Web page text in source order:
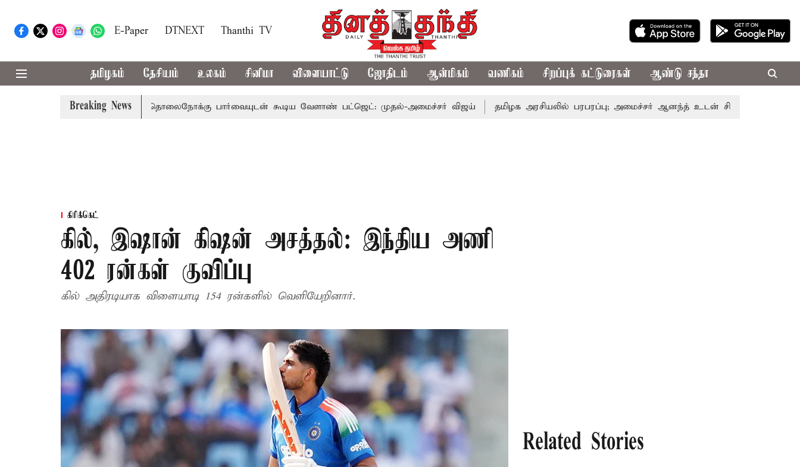
E-Paper DTNEXT Thanthi TV
தமிழகம் தேசியம் உலகம் சினிமா விளையாட்டு ஜோதிடம் ஆன்மிகம் வணிகம் சிறப்புக் கட்டுரைகள் ஆண்டு சந்தா
Breaking News
பிடிவாராண்ட் தொலைநோக்கு பார்வையுடன் கூடிய வேளாண் பட்ஜெட்: முதல்-அமைச்சர் விஜய் தமிழக அரசியலில் பரபரப்பு; அமைச்சர் ஆனந்த் உடன் சி.வி. சண்முகம், வேலுமணி
கிரிக்கெட்
கில், இஷான் கிஷன் அசத்தல்: இந்திய அணி
402 ரன்கள் குவிப்பு
கில் அதிரடியாக விளையாடி 154 ரன்களில் வெளியேறினார்.
Related Stories